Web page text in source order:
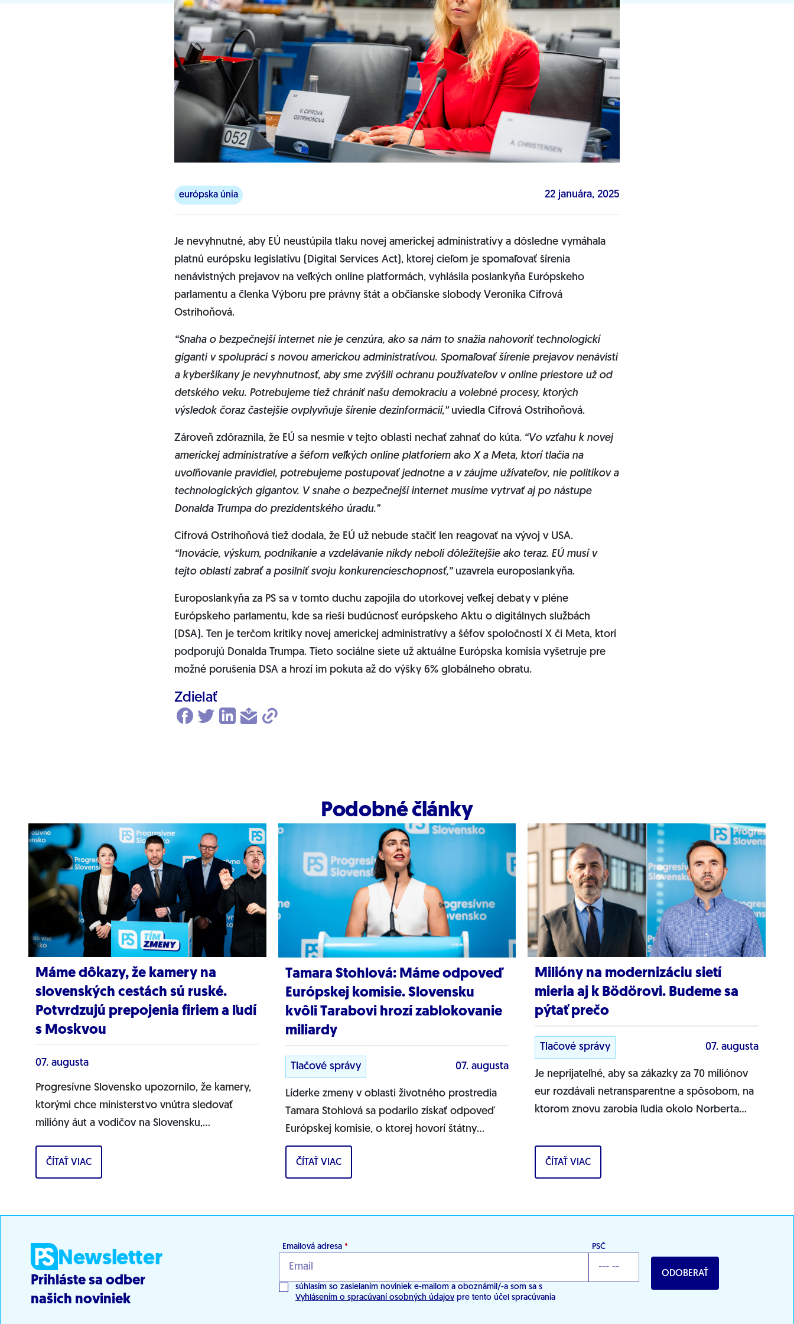
európska únia 22 januára, 2025
Je nevyhnutné, aby EÚ neustúpila tlaku novej americkej administratívy a dôsledne vymáhala
platnú európsku legislatívu (Digital Services Act), ktorej cieľom je spomaľovať šírenia
nenávistných prejavov na veľkých online platformách, vyhlásila poslankyňa Európskeho
parlamentu a členka Výboru pre právny štát a občianske slobody Veronika Cifrová
Ostrihoňová.
“Snaha o bezpečnejší internet nie je cenzúra, ako sa nám to snažia nahovoriť technologickí
giganti v spolupráci s novou americkou administratívou. Spomaľovať šírenie prejavov nenávisti
a kyberšikany je nevyhnutnosť, aby sme zvýšili ochranu používateľov v online priestore už od
detského veku. Potrebujeme tiež chrániť našu demokraciu a volebné procesy, ktorých
výsledok čoraz častejšie ovplyvňuje šírenie dezinformácií,”uviedla Cifrová Ostrihoňová.
Zároveň zdôraznila, že EÚ sa nesmie v tejto oblasti nechať zahnať do kúta. “Vo vzťahu k novej
americkej administratíve a šéfom veľkých online platforiem ako X a Meta, ktorí tlačia na
uvoľňovanie pravidiel, potrebujeme postupovať jednotne a v záujme užívateľov, nie politikov a
technologických gigantov. V snahe o bezpečnejší internet musíme vytrvať aj po nástupe
Donalda Trumpa do prezidentského úradu.”
Cifrová Ostrihoňová tiež dodala, že EÚ už nebude stačiť len reagovať na vývoj v USA.
“Inovácie, výskum, podnikanie a vzdelávanie nikdy neboli dôležitejšie ako teraz. EÚ musí v
tejto oblasti zabrať a posilniť svoju konkurencieschopnosť,”uzavrela europoslankyňa.
Europoslankyňa za PS sa v tomto duchu zapojila do utorkovej veľkej debaty v pléne
Európskeho parlamentu, kde sa rieši budúcnosť európskeho Aktu o digitálnych službách
(DSA). Ten je terčom kritiky novej americkej administratívy a šéfov spoločností X či Meta, ktorí
podporujú Donalda Trumpa. Tieto sociálne siete už aktuálne Európska komisia vyšetruje pre
možné porušenia DSA a hrozí im pokuta až do výšky 6% globálneho obratu.
Zdielať
Podobné články
Máme dôkazy, že kamery na
slovenských cestách sú ruské.
Potvrdzujú prepojenia firiem a ľudí
s Moskvou
07. augusta
Progresívne Slovensko upozornilo, že kamery,
ktorými chce ministerstvo vnútra sledovať
milióny áut a vodičov na Slovensku,
hnutie prinieslo dôkazy,...
ČÍTAŤ VIAC
Tamara Stohlová: Máme odpoveď
Európskej komisie. Slovensku
kvôli Tarabovi hrozí zablokovanie
miliardy
Tlačové správy 07. augusta
Líderke zmeny v oblasti životného prostredia
Tamara Stohlová sa podarilo získať odpoveď
Európskej komisie, o ktorej hovorí štátny
tajomník MŽP Filip Kuffa. Môžem
jednoznačne...
ČÍTAŤ VIAC
Milióny na modernizáciu sietí
mieria aj k Bödörovi. Budeme sa
pýtať prečo
Tlačové správy 07. augusta
Je neprijateľné, aby sa zákazky za 70 miliónov
eur rozdávali netransparentne a spôsobom, na
ktorom znovu zarobia ľudia okolo Norberta
Slovenska a...
ČÍTAŤ VIAC
Newsletter
Prihláste sa odber
našich noviniek
Emailová adresa * PSČ
súhlasím so zasielaním noviniek e-mailom a oboznámil/-a som sa s
Vyhlásením o spracúvaní osobných údajov pre tento účel spracúvania
ODOBERAŤ